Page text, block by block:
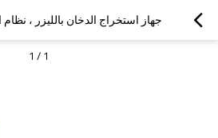
1
/
1